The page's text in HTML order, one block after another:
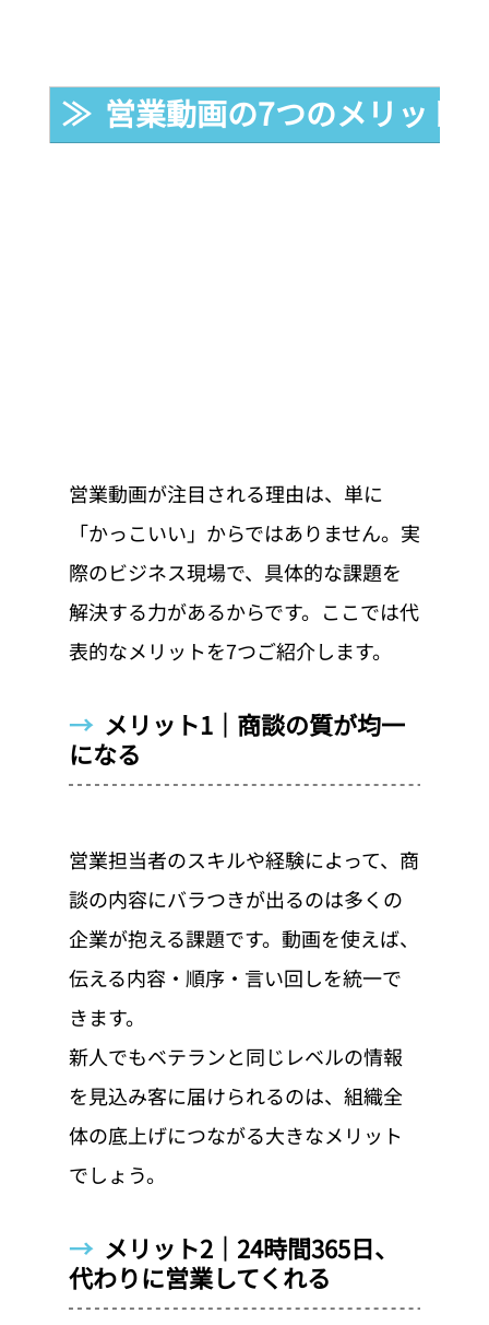
≫  営業動画の7つのメリット
営業動画が注目される理由は、単に
「かっこいい」からではありません。実
際のビジネス現場で、具体的な課題を
解決する力があるからです。ここでは代
表的なメリットを7つご紹介します。
→ メリット1｜商談の質が均一
になる
営業担当者のスキルや経験によって、商
談の内容にバラつきが出るのは多くの
企業が抱える課題です。動画を使えば、
伝える内容・順序・言い回しを統一で
きます。
新人でもベテランと同じレベルの情報
を見込み客に届けられるのは、組織全
体の底上げにつながる大きなメリット
でしょう。
→ メリット2｜24時間365日、
代わりに営業してくれる